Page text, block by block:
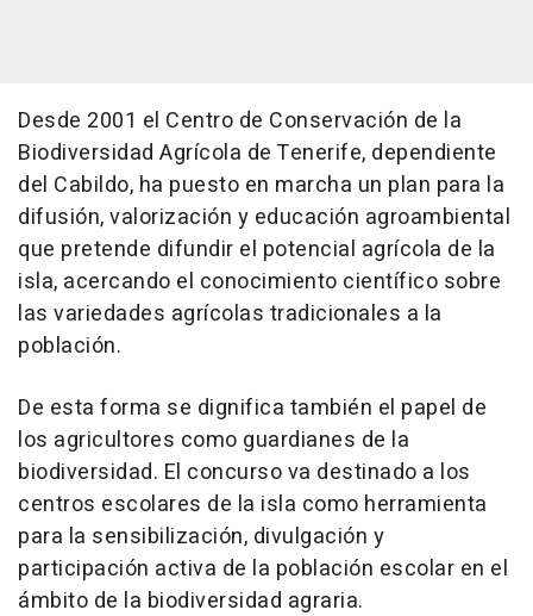
Desde 2001 el Centro de Conservación de la
Biodiversidad Agrícola de Tenerife, dependiente
del Cabildo, ha puesto en marcha un plan para la
difusión, valorización y educación agroambiental
que pretende difundir el potencial agrícola de la
isla, acercando el conocimiento científico sobre
las variedades agrícolas tradicionales a la
población.
De esta forma se dignifica también el papel de
los agricultores como guardianes de la
biodiversidad. El concurso va destinado a los
centros escolares de la isla como herramienta
para la sensibilización, divulgación y
participación activa de la población escolar en el
ámbito de la biodiversidad agraria.